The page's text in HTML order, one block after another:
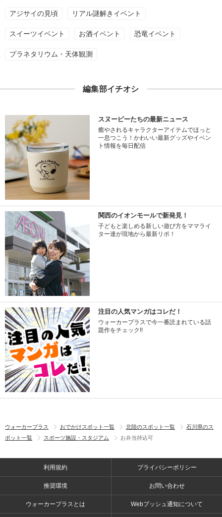
アジサイの見頃 リアル謎解きイベント
スイーツイベント お酒イベント 恐竜イベント
プラネタリウム・天体観測
編集部イチオシ
スヌーピーたちの最新ニュース
癒やされるキャラクターアイテムでほっと
一息つこう！かわいい最新グッズやイベン
ト情報を毎日配信
関西のイオンモールで新発見！
子どもと楽しめる新しい遊び方をママライ
ター達が現地から最新リポ！
注目の人気マンガはコレだ！
ウォーカープラスで今一番読まれている話
題作をチェック!!
ウォーカープラス おでかけスポット一覧 北陸のスポット一覧
石川県のス
ポット一覧
スポーツ施設・スタジアム お弁当持込可
利用規約 プライバシーポリシー
推奨環境 お問い合わせ
ウォーカープラスとは Webプッシュ通知について